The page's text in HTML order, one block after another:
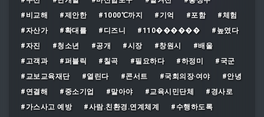
#비교해
#제안한 #1000℃까지 #기억 #포함
#체험
#자산가
#확대를 #디즈니 #110������
#높였다
#자진
#청소년 #공개 #시장 #창원시
#배울
#고객과
#퍼블릭 #칠곡 #필요하다 #하정미
#국군
#교보교육재단
#열린다 #콘서트 #국회의장‧여야
#안녕
#연결해
#중소기업 #말아야 #교육시민단체
#경사로
#가스사고 예방
#사람․친환경․연계체계
#수행하도록